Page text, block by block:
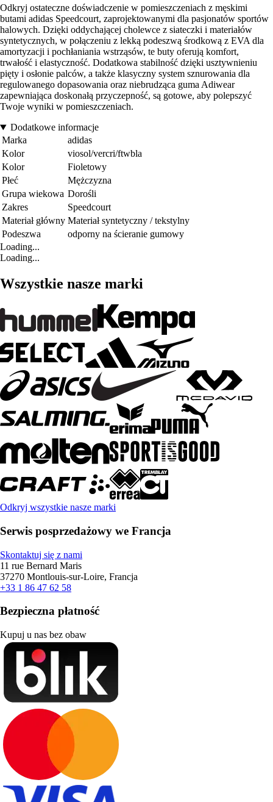
Odkryj ostateczne doświadczenie w pomieszczeniach z męskimi
butami adidas Speedcourt, zaprojektowanymi dla pasjonatów sportów
halowych. Dzięki oddychającej cholewce z siateczki i materiałów
syntetycznych, w połączeniu z lekką podeszwą środkową z EVA dla
amortyzacji i pochłaniania wstrząsów, te buty oferują komfort,
trwałość i elastyczność. Dodatkowa stabilność dzięki usztywnieniu
pięty i osłonie palców, a także klasyczny system sznurowania dla
regulowanego dopasowania oraz niebrudząca guma Adiwear
zapewniająca doskonałą przyczepność, są gotowe, aby polepszyć
Twoje wyniki w pomieszczeniach.
Dodatkowe informacje
Marka
adidas
Kolor
viosol/vercri/ftwbla
Kolor
Fioletowy
Płeć
Mężczyzna
Grupa wiekowa Dorośli
Zakres
Speedcourt
Materiał główny Materiał syntetyczny / tekstylny
Podeszwa
odporny na ścieranie gumowy
Loading...
Loading...
Wszystkie nasze marki
Odkryj wszystkie nasze marki
Serwis posprzedażowy we Francja
Skontaktuj się z nami
11 rue Bernard Maris
37270 Montlouis-sur-Loire, Francja
+33 1 86 47 62 58
Bezpieczna płatność
Kupuj u nas bez obaw